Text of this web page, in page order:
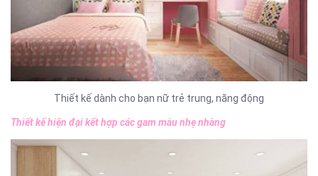
Thiết kế dành cho bạn nữ trẻ trung, năng động
Thiết kế hiện đại kết hợp các gam màu nhẹ nhàng